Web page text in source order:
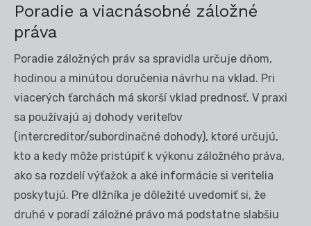
Poradie a viacnásobné záložné
práva
Poradie záložných práv sa spravidla určuje dňom,
hodinou a minútou doručenia návrhu na vklad. Pri
viacerých ťarchách má skorší vklad prednosť. V praxi
sa používajú aj dohody veriteľov
(intercreditor/subordinačné dohody), ktoré určujú,
kto a kedy môže pristúpiť k výkonu záložného práva,
ako sa rozdelí výťažok a aké informácie si veritelia
poskytujú. Pre dlžníka je dôležité uvedomiť si, že
druhé v poradí záložné právo má podstatne slabšiu